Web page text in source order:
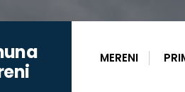
MERENI